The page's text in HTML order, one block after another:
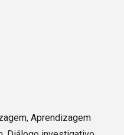
Aprendizagem